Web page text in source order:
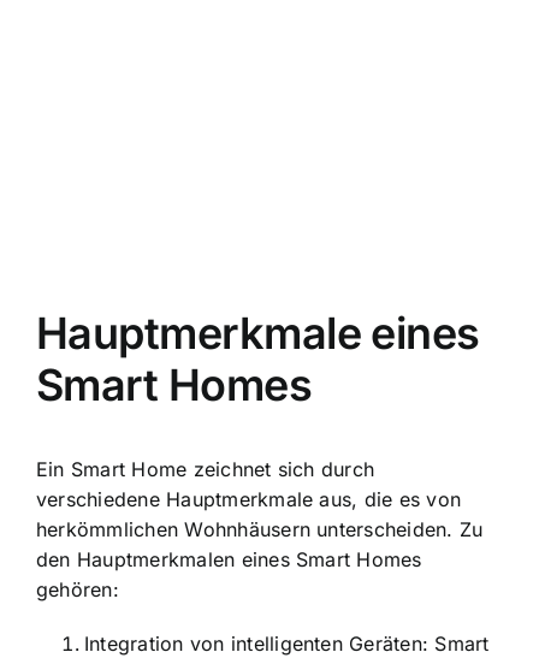
Hauptmerkmale eines
Smart Homes
Ein Smart Home zeichnet sich durch
verschiedene Hauptmerkmale aus, die es von
herkömmlichen Wohnhäusern unterscheiden. Zu
den Hauptmerkmalen eines Smart Homes
gehören:
Integration von intelligenten Geräten: Smart